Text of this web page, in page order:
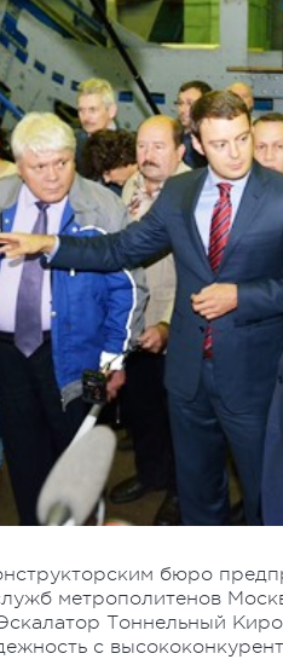
бюро
метрополитенов
Тоннельный
с